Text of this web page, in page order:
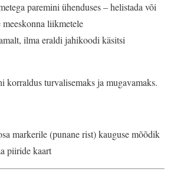
paremini ühenduses – helistada või
liikmetele
ilma eraldi jahikoodi käsitsi
korraldus turvalisemaks ja mugavamaks.
markerile (punane rist) kauguse mõõdik
piiride kaart